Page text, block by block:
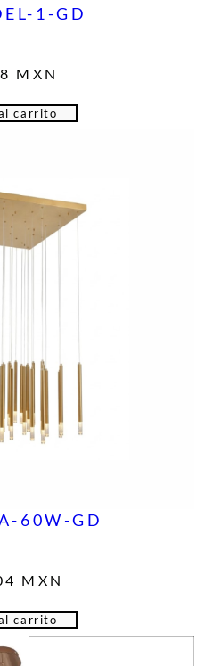
1-GD
MXN
carrito
60W-GD
MXN
carrito